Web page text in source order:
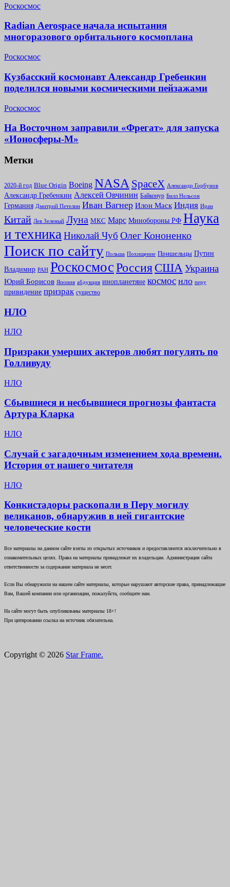
Роскосмос
Radian Aerospace начала испытания
многоразового орбитального космоплана
Роскосмос
Кузбасский космонавт Александр Гребенкин
поделился новыми космическими пейзажами
Роскосмос
На Восточном заправили «Фрегат» для запуска
«Ионосферы-М»
Метки
2020-й год Blue Origin Boeing NASA SpaceX Александр Горбунов
Александр Гребенкин Алексей Овчинин Байконур Билл Нельсон
Германия Дмитрий Петелин Иван Вагнер Илон Маск Индия Иран
Китай Лев Зеленый Луна МКС Марс Минoбороны РФ Наука
и техника Николай Чуб Олег Кононенко
Поиск по сайту Польша Похищение Пришельцы Путин
Владимир РАН РоскосмосРоссияСША Украина
Юрий Борисов Япония абдукция инопланетяне космос нло перу
привидение призрак существо
НЛО
НЛО
Призраки умерших актеров любят погулять по
Голливуду
НЛО
Сбывшиеся и несбывшиеся прогнозы фантаста
Артура Кларка
НЛО
Случай с загадочным изменением хода времени.
История от нашего читателя
НЛО
Конкистадоры раскопали в Перу могилу
великанов, обнаружив в ней гигантские
человеческие кости
Все материалы на данном сайте взяты из открытых источников и предоставляются исключительно в
ознакомительных целях. Права на материалы принадлежат их владельцам. Администрация сайта
ответственности за содержание материала не несет.
Если Вы обнаружили на нашем сайте материалы, которые нарушают авторские права, принадлежащие
Вам, Вашей компании или организации, пожалуйста, сообщите нам.
На сайте могут быть опубликованы материалы 18+!
При цитировании ссылка на источник обязательна.
Copyright © 2026 Star Frame.